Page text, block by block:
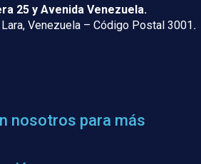
25 y Avenida Venezuela.
Venezuela – Código Postal 3001.
nosotros para más